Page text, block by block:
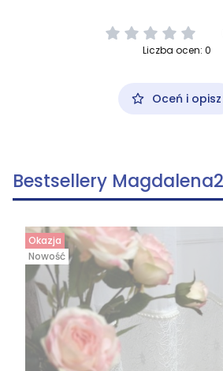
Liczba ocen: 0
Oceń i opisz
Bestsellery
Okazja
Nowość